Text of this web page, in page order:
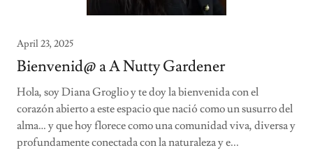
April 23, 2025
Bienvenid@ a A Nutty Gardener
Hola, soy Diana Groglio y te doy la bienvenida con el
corazón abierto a este espacio que nació como un susurro del
alma… y que hoy florece como una comunidad viva, diversa y
profundamente conectada con la naturaleza y e...